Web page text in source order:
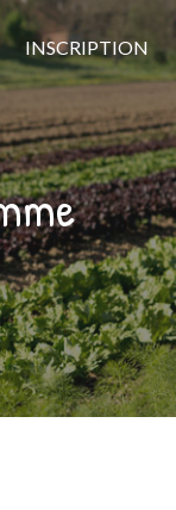
INSCRIPTION